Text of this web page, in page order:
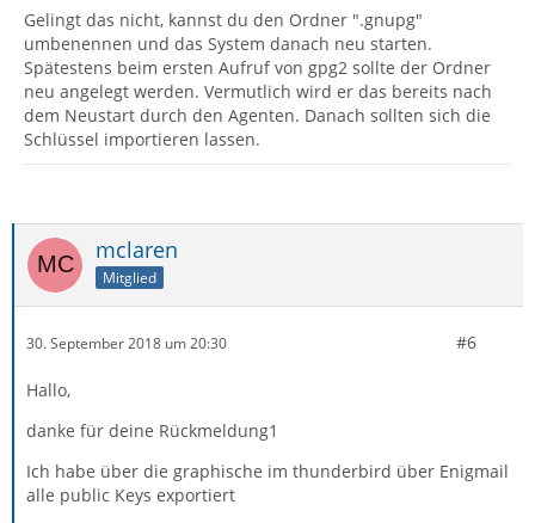
Gelingt das nicht, kannst du den Ordner ".gnupg"
umbenennen und das System danach neu starten.
Spätestens beim ersten Aufruf von gpg2 sollte der Ordner
neu angelegt werden. Vermutlich wird er das bereits nach
dem Neustart durch den Agenten. Danach sollten sich die
Schlüssel importieren lassen.
mclaren
Mitglied
30. September 2018 um 20:30 #6
Hallo,
danke für deine Rückmeldung1
Ich habe über die graphische im thunderbird über Enigmail
alle public Keys exportiert